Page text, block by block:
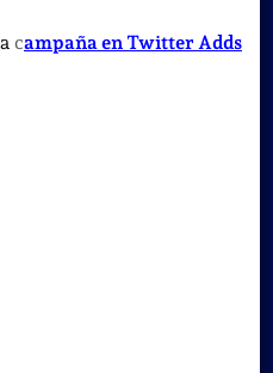
campaña en Twitter Adds